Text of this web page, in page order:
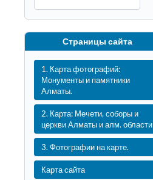
Страницы сайта
1. Карта фотографий:
Монументы и памятники
Алматы.
2. Карта: Мечети, соборы и
церкви Алматы и алм. области
3. Фотографии на карте.
Карта сайта